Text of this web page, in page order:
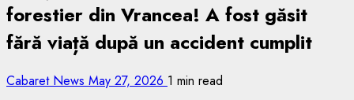
forestier din Vrancea! A fost găsit
fără viață după un accident cumplit
Cabaret News May 27, 2026 1 min read